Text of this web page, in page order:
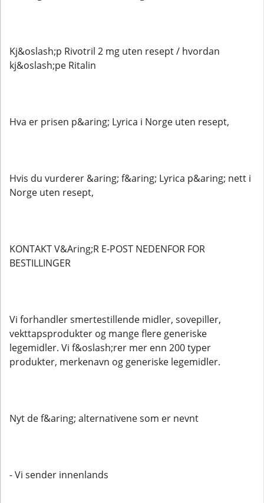
Kj&oslash;p Rivotril 2 mg uten resept / hvordan
kj&oslash;pe Ritalin
Hva er prisen p&aring; Lyrica i Norge uten resept,
Hvis du vurderer &aring; f&aring; Lyrica p&aring; nett i
Norge uten resept,
KONTAKT V&Aring;R E-POST NEDENFOR FOR
BESTILLINGER
Vi forhandler smertestillende midler, sovepiller,
vekttapsprodukter og mange flere generiske
legemidler. Vi f&oslash;rer mer enn 200 typer
produkter, merkenavn og generiske legemidler.
Nyt de f&aring; alternativene som er nevnt
- Vi sender innenlands